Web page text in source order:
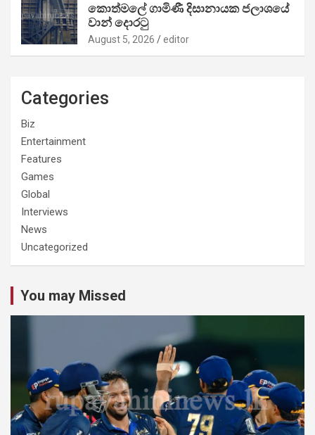
කොත්මලේ ගාමිණී දිසානායක ජලාශයේ
වාන් දොරටු
August 5, 2026 editor
Categories
Biz
Entertainment
Features
Games
Global
Interviews
News
Uncategorized
You may Missed